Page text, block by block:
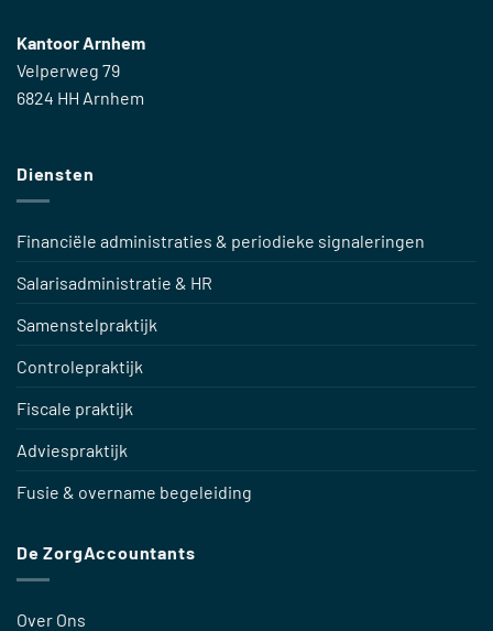
Kantoor Arnhem
Velperweg 79
6824 HH Arnhem
Diensten
Financiële administraties & periodieke signaleringen
Salarisadministratie & HR
Samenstelpraktijk
Controlepraktijk
Fiscale praktijk
Adviespraktijk
Fusie & overname begeleiding
De ZorgAccountants
Over Ons